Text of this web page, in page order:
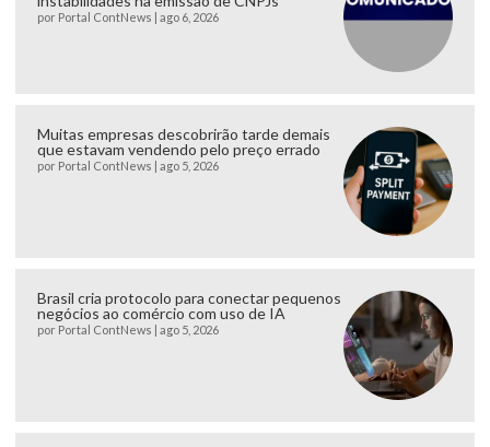
por Portal ContNews ago 6, 2026
Muitas empresas descobrirão tarde demais
que estavam vendendo pelo preço errado
por Portal ContNews ago 5, 2026
Brasil cria protocolo para conectar pequenos
negócios ao comércio com uso de IA
por Portal ContNews ago 5, 2026